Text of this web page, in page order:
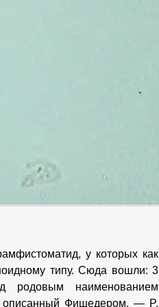
у которых как
типу. Сюда вошли: 3
родовым наименованием
описанный Фишедером, — P.